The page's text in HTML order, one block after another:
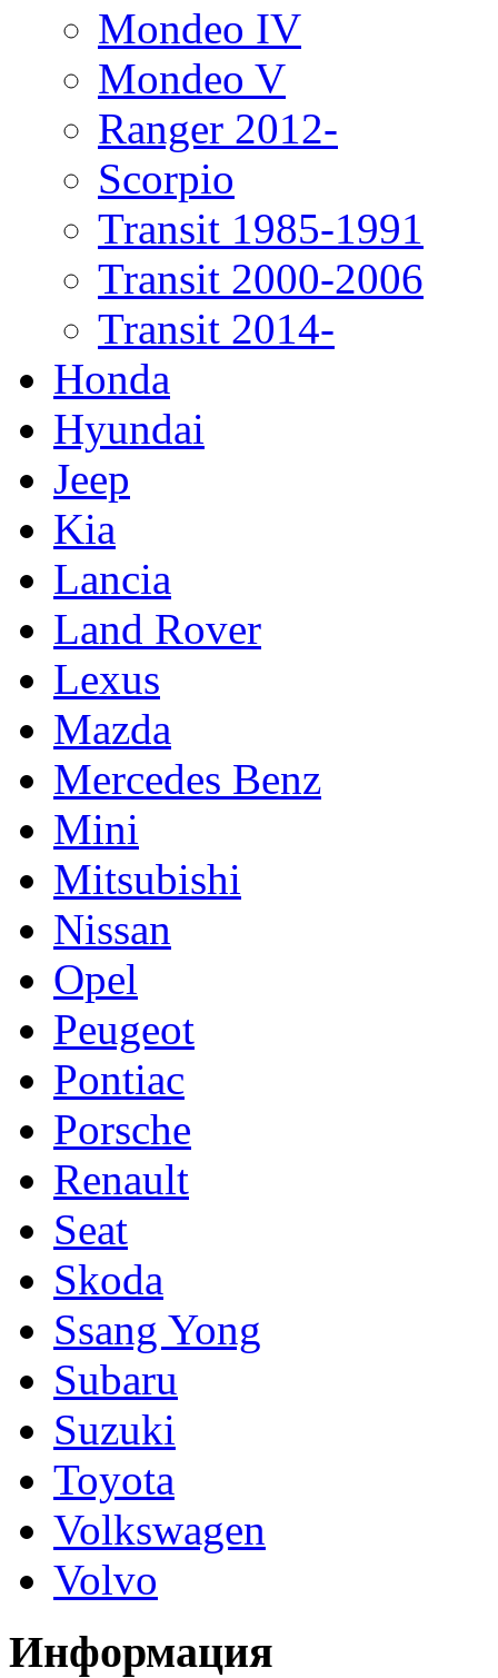
Mondeo IV
Mondeo V
Ranger 2012-
Scorpio
Transit 1985-1991
Transit 2000-2006
Transit 2014-
Honda
Hyundai
Jeep
Kia
Lancia
Land Rover
Lexus
Mazda
Mercedes Benz
Mini
Mitsubishi
Nissan
Opel
Peugeot
Pontiac
Porsche
Renault
Seat
Skoda
Ssang Yong
Subaru
Suzuki
Toyota
Volkswagen
Volvo
Информация